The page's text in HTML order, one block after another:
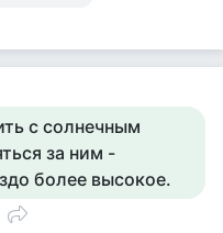
с солнечным
за ним -
более высокое.